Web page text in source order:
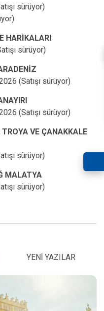
HARİKALARI
VE ÇANAKKALE
MALATYA
YENI YAZILAR